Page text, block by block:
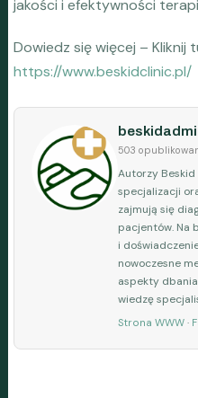
jakości i efektywności
Dowiedz się więcej – Kliknij
https://www.beskidclinic.pl/
503
Autorzy Beskid
specjalizacji
zajmują się
pacjentów. Na
i
nowoczesne
aspekty
wiedzę
Strona WWW ·